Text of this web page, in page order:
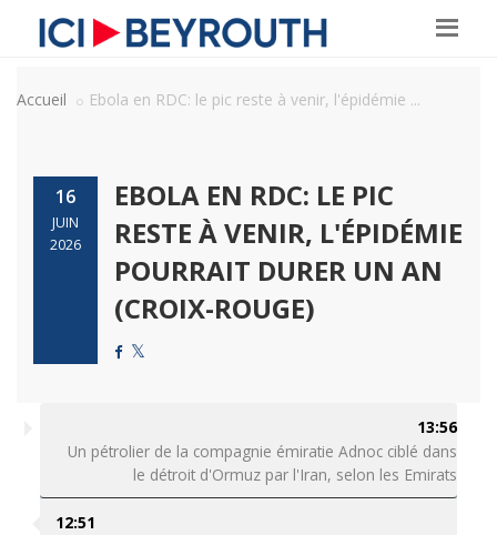
Accueil Ebola en RDC: le pic reste à venir, l'épidémie ...
16
JUIN
2026
EBOLA EN RDC: LE PIC
RESTE À VENIR, L'ÉPIDÉMIE
POURRAIT DURER UN AN
(CROIX-ROUGE)
13:56
Un pétrolier de la compagnie émiratie Adnoc ciblé dans
le détroit d'Ormuz par l'Iran, selon les Emirats
12:51